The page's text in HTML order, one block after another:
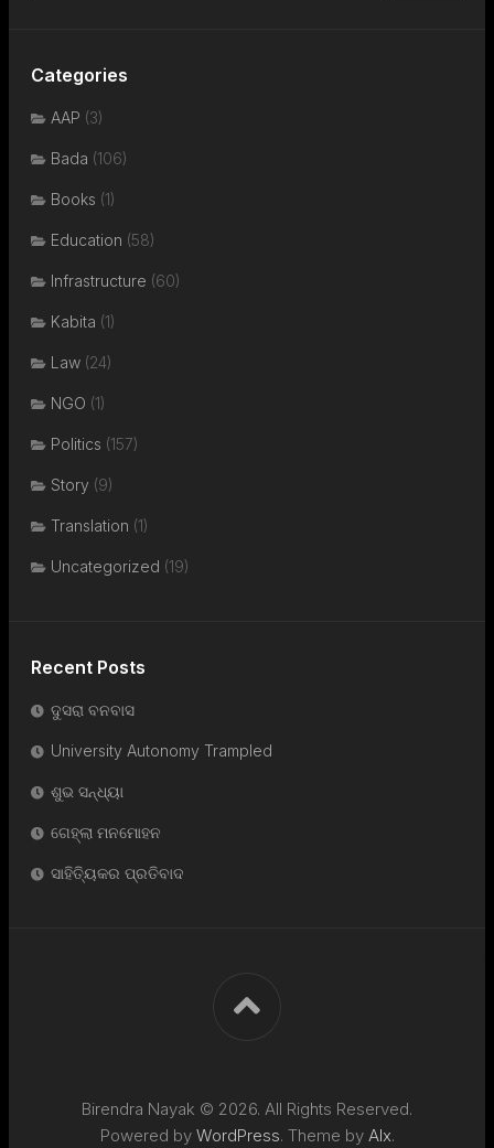
Categories
AAP (3)
Bada (106)
Books (1)
Education (58)
Infrastructure (60)
Kabita (1)
Law (24)
NGO (1)
Politics (157)
Story (9)
Translation (1)
Uncategorized (19)
Recent Posts
ଦୁସରା ବନବାସ
University Autonomy Trampled
ଶୁଭ ସନ୍ଧ୍ୟା
ଗେହ୍ଲା ମନମୋହନ
ସାହିତ୍ୟିକର ପ୍ରତିବାଦ
Birendra Nayak © 2026. All Rights Reserved.
Powered by WordPress. Theme by Alx.